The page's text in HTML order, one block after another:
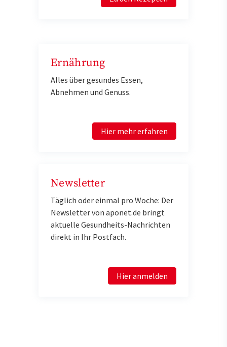
Ernährung
Alles über gesundes Essen,
Abnehmen und Genuss.
Hier mehr erfahren
Newsletter
Täglich oder einmal pro Woche: Der
Newsletter von aponet.de bringt
aktuelle Gesundheits-Nachrichten
direkt in Ihr Postfach.
Hier anmelden